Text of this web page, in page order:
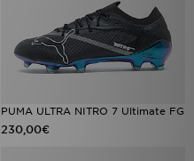
PUMA ULTRA NITRO 7 Ultimate FG
230,00€